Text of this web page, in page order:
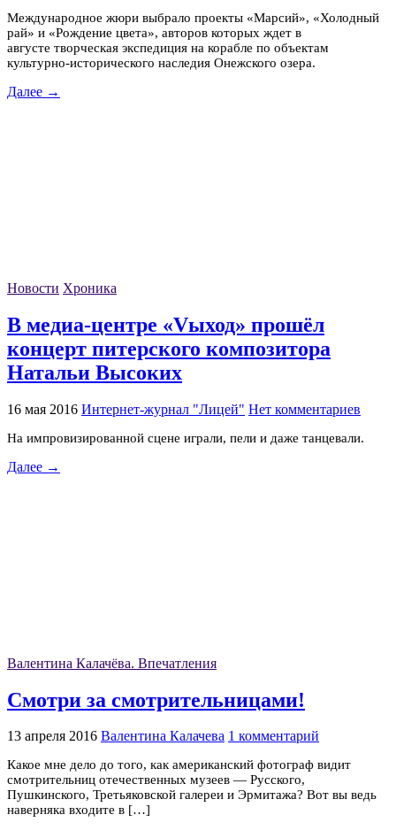
Международное жюри выбрало проекты «Марсий», «Холодный
рай» и «Рождение цвета», авторов которых ждет в
августе творческая экспедиция на корабле по объектам
культурно-исторического наследия Онежского озера.
Далее →
Новости Хроника
В медиа-центре «Vыход» прошёл
концерт питерского композитора
Натальи Высоких
16 мая 2016 Интернет-журнал "Лицей" Нет комментариев
На импровизированной сцене играли, пели и даже танцевали.
Далее →
Валентина Калачёва. Впечатления
Смотри за смотрительницами!
13 апреля 2016 Валентина Калачева 1 комментарий
Какое мне дело до того, как американский фотограф видит
смотрительниц отечественных музеев — Русского,
Пушкинского, Третьяковской галереи и Эрмитажа? Вот вы ведь
наверняка входите в […]